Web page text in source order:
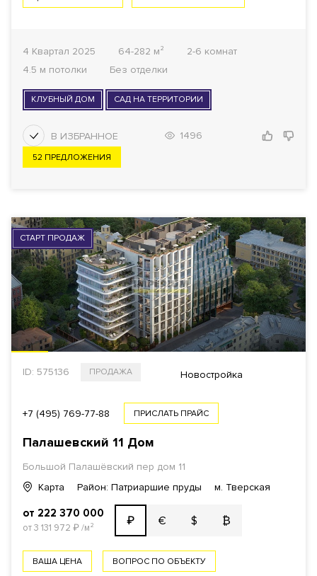
4 Квартал 2025 64-282 м²
2-6 комнат
4.5 м потолки
Без отделки
КЛУБНЫЙ ДОМ САД НА ТЕРРИТОРИИ
1496
52 ПРЕДЛОЖЕНИЯ
СТАРТ ПРОДАЖ
ID: 575136 ПРОДАЖА Новостройка
+7 (495) 769-77-88 ПРИСЛАТЬ ПРАЙС
Палашевский 11 Дом
Большой Палашёвский пер дом 11
Карта
Район: Патриаршие пруды м. Тверская
от 222 370 000
от 3 131 972 ₽/м² ₽ € $ ₿
ВАША ЦЕНА ВОПРОС ПО ОБЪЕКТУ